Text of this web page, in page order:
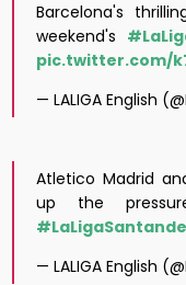
Barcelona's
weekend's
pic.twitter.com/
— LALIGA English
Atletico Madrid
up the
— LALIGA English